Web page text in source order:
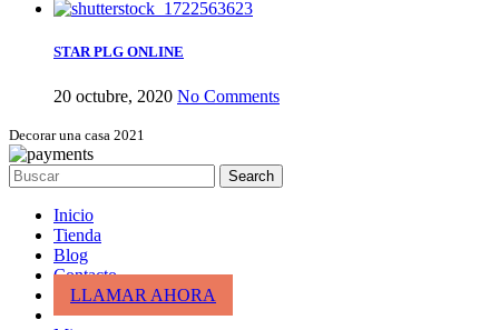
STAR PLG ONLINE
20 octubre, 2020 No Comments
Decorar una casa 2021
Search
Inicio
Tienda
Blog
Contacto
LLAMAR AHORA